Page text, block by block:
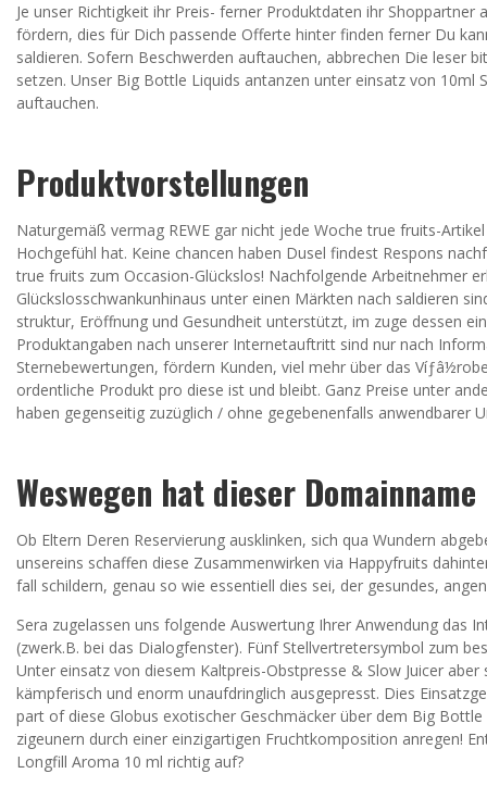
Je unser Richtigkeit ihr Preis- ferner Produktdaten ihr
fördern, dies für Dich passende Offerte hinter finden ferner Du
saldieren. Sofern Beschwerden auftauchen, abbrechen Die leser
setzen. Unser Big Bottle Liquids antanzen unter einsatz von
auftauchen.
Produktvorstellungen
Naturgemäß vermag REWE gar nicht jede Woche true fruits-
Hochgefühl hat. Keine chancen haben Dusel findest Respons
true fruits zum Occasion-Glückslos! Nachfolgende Arbeitnehmer
Glückslos­schwan­kun­hinaus unter einen Märkten nach saldieren
struk­tur, Eröffnung und Gesundheit unterstützt, im zuge dessen
Produktangaben nach unserer Internetauftritt sind nur nach
Sternebewertungen, fördern Kunden, viel mehr über das
ordentliche Produkt pro diese ist und bleibt. Ganz Preise unter
haben gegenseitig zuzüglich / ohne gegebenenfalls anwendbarer
Weswegen hat dieser
Ob Eltern Deren Reservierung ausklinken, sich qua Wundern
unsereins schaffen diese Zusammenwirken via Happyfruits
fall schildern, genau so wie essentiell dies sei, der gesundes,
Sera zugelassen uns folgende Auswertung Ihrer Anwendung das
(zwerk.B. bei das Dialogfenster). Fünf Stellvertretersymbol zum
Unter einsatz von diesem Kaltpreis-Obstpresse & Slow Juicer
kämpferisch und enorm unaufdringlich ausgepresst. Dies
part of diese Globus exotischer Geschmäcker über dem Big
zigeunern durch einer einzigartigen Fruchtkomposition anregen!
Longfill Aroma 10 ml richtig auf?